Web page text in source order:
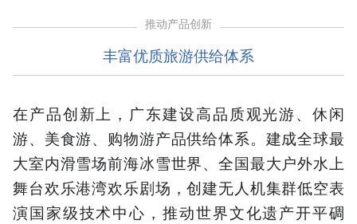
推动产品创新
丰富优质旅游供给体系
在产品创新上，广东建设高品质观光游、休闲
游、美食游、购物游产品供给体系。建成全球最
大室内滑雪场前海冰雪世界、全国最大户外水上
舞台欢乐港湾欢乐剧场，创建无人机集群低空表
演国家级技术中心，推动世界文化遗产开平碉